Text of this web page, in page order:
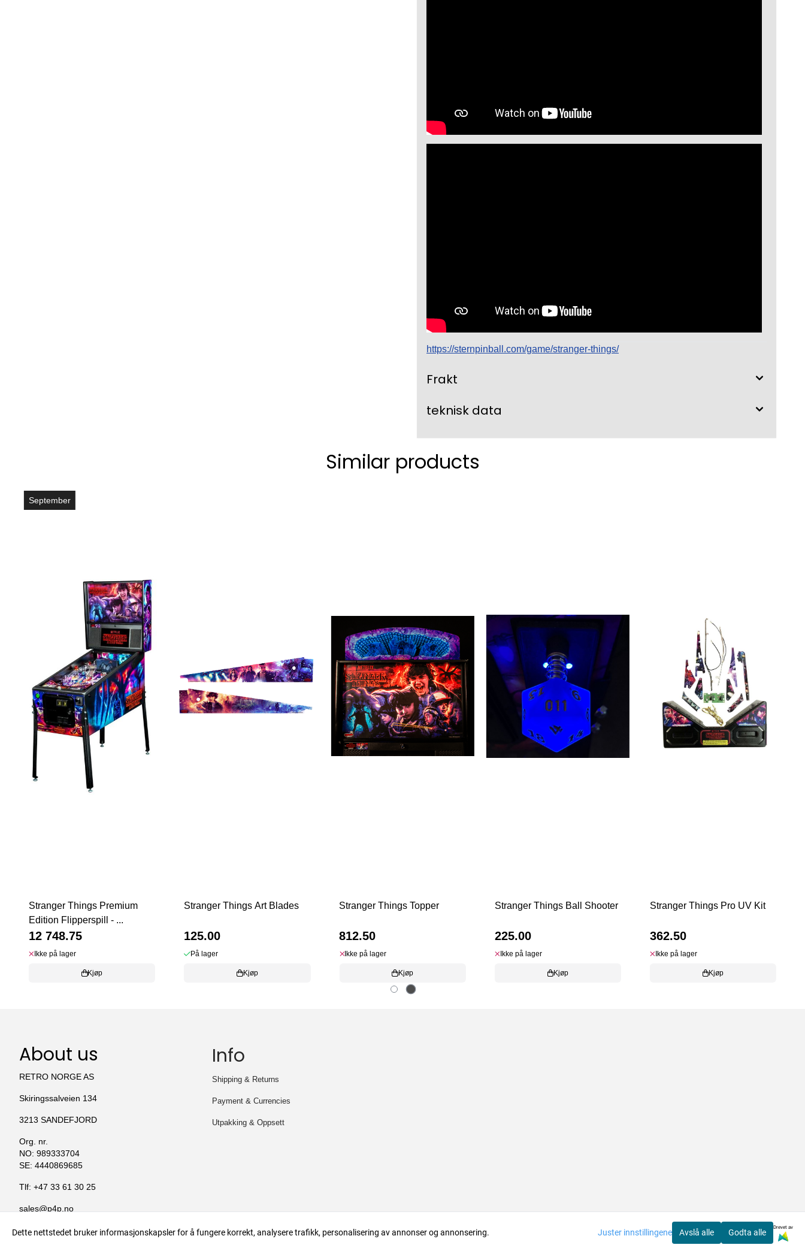
https://sternpinball.com/game/stranger-things/
Frakt
teknisk data
Similar products
September
Stranger Things Premium
Edition Flipperspill - ...
12 748.75
Ikke på lager
Kjøp
Stranger Things Art Blades
125.00
På lager
Kjøp
Stranger Things Topper
812.50
Ikke på lager
Kjøp
Stranger Things Ball Shooter
225.00
Ikke på lager
Kjøp
Stranger Things Pro UV Kit
362.50
Ikke på lager
Kjøp
About us
RETRO NORGE AS
Skiringssalveien 134
3213 SANDEFJORD
Org. nr.
NO: 989333704
SE: 4440869685
Tlf: +47 33 61 30 25
sales@p4p.no
Info
Shipping & Returns
Payment & Currencies
Utpakking & Oppsett
Dette nettstedet bruker informasjonskapsler for å fungere korrekt, analysere trafikk, personalisering av annonser og annonsering. Juster innstillingene Avslå alle Godta alle
Drevet av